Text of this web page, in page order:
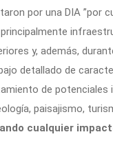
por una DIA ”por
y, además,
detallado de
de potenciales
paisajismo,
cualquier